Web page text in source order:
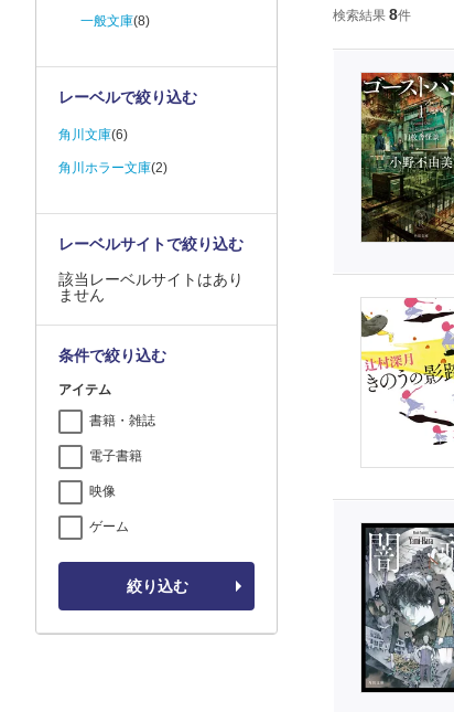
検索結果 8件
一般文庫(8)
レーベルで絞り込む
角川文庫(6)
角川ホラー文庫(2)
レーベルサイトで絞り込む
該当レーベルサイトはあり
ません
条件で絞り込む
アイテム
書籍・雑誌
電子書籍
映像
ゲーム
絞り込む